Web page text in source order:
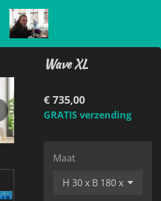
Wave XL
€ 735,00
GRATIS verzending
Maat